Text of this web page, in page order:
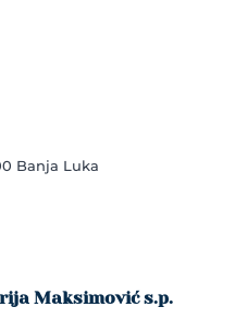
Banja Luka
Maksimović s.p.